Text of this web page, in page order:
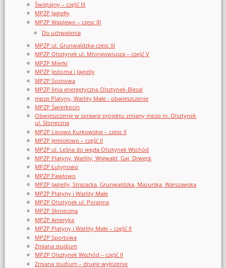
Świętajny – część III
MPZP Jagiełły
MPZP Waplewo – czesc III
Do uchwalenia
MPZP ul. Grunwaldzka-czesc III
MPZP Olsztynek ul. Mrongowiusza – część V
MPZP Mierki
MPZP Jeziorna i Jagielly
MPZP Sosnowa
MPZP linia energetyczna Olsztynek-Biesal
mpzp Platyny, Warlity Małe - obwieszczenie
MPZP Świerkocin
Obwieszczenie w sprawie projektu zmiany mpzp m. Olsztynek
ul. Słoneczna
MPZP Lipowo Kurkowskie – czesc II
MPZP Jemiołowo – część II
MPZP ul. Leśna do węzła Olsztynek Wschód
MPZP Platyny, Warlity, Wigwałd, Gaj, Drwęck
MPZP Łutynowo
MPZP Pawłowo
MPZP Jagielly, Strazacka, Grunwaldzka, Mazurska, Warszawska
MPZP Platyny i Warlity Małe
MPZP Olsztynek ul. Poranna
MPZP Słoneczna
MPZP Ameryka
MPZP Platyny i Warlity Małe – część II
MPZP Sportowa
Zmiana studium
MPZP Olsztynek Wschód – część II
Zmiana studium – drugie wyłożenie